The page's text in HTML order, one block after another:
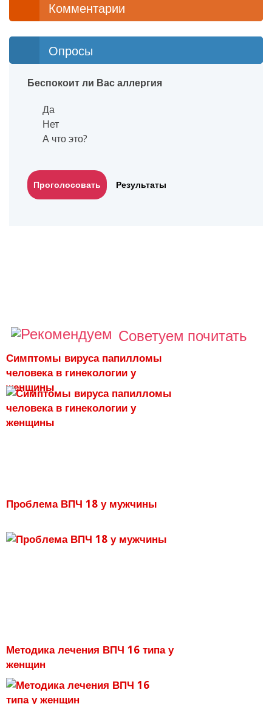
Комментарии
Опросы
Беспокоит ли Вас аллергия
Да
Нет
А что это?
Результаты
Советуем почитать
Симптомы вируса папилломы
человека в гинекологии у
женщины
Проблема ВПЧ 18 у мужчины
Методика лечения ВПЧ 16 типа у
женщин